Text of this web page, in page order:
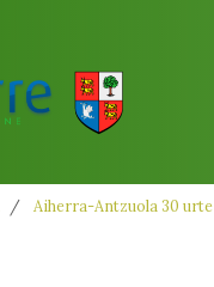
Aiherra-Antzuola 30 urte